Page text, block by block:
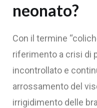
neonato?
Con il termine
riferimento a crisi di
incontrollato e
arrossamento del
irrigidimento delle